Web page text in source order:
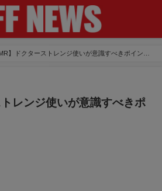
MR】ドクターストレンジ使いが意識すべきポイント
トレンジ使いが意識すべきポ